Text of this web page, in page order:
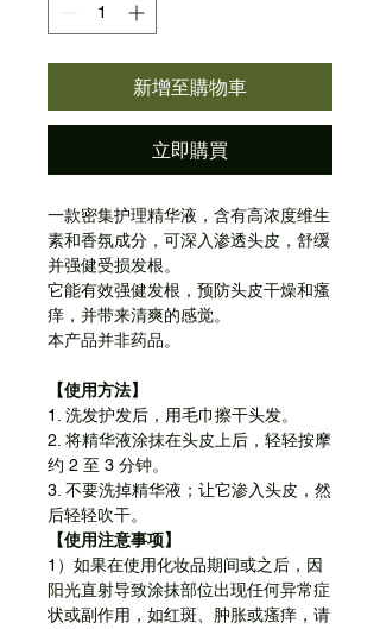
新增至購物車
立即購買
一款密集护理精华液，含有高浓度维生
素和香氛成分，可深入渗透头皮，舒缓
并强健受损发根。
它能有效强健发根，预防头皮干燥和瘙
痒，并带来清爽的感觉。
本产品并非药品。
【使用方法】
1. 洗发护发后，用毛巾擦干头发。
2. 将精华液涂抹在头皮上后，轻轻按摩
约 2 至 3 分钟。
3. 不要洗掉精华液；让它渗入头皮，然
后轻轻吹干。
【使用注意事项】
1）如果在使用化妆品期间或之后，因
阳光直射导致涂抹部位出现任何异常症
状或副作用，如红斑、肿胀或瘙痒，请